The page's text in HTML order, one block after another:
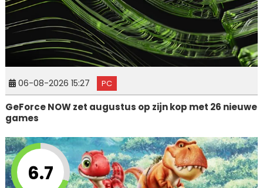
06-08-2026 15:27 PC
GeForce NOW zet augustus op zijn kop met 26 nieuwe
games
6.7